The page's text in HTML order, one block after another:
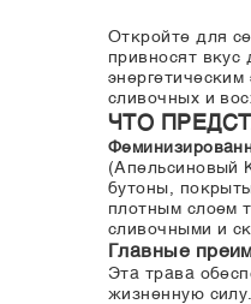
Откройте для
привносят вкус
сливочных и
ЧТО
(Апельсиновый
бутоны,
плотным слоем
сливочными и
Главные
Эта трава
жизненную